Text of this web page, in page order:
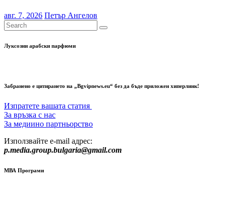
авг. 7, 2026 Петър Ангелов
Луксозни арабски парфюми
Забранено е цитирането на „Bgvipnews.eu“ без да бъде приложен хиперлинк!
Изпратете вашата статия
За връзка с нас
За медиино партньорство
Използвайте e-mail адрес:
p.media.group.bulgaria@gmail.com
МВА Програми